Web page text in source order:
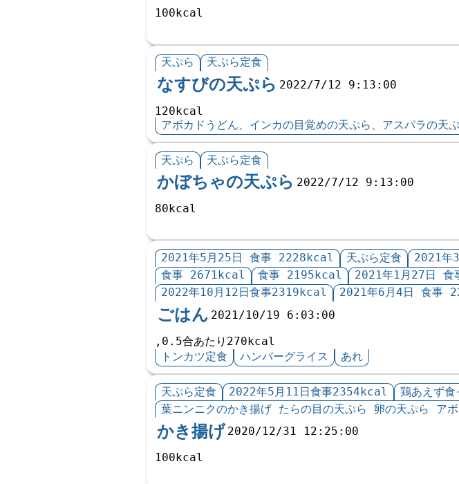
100kcal
天ぷら 天ぷら定食
なすびの天ぷら 2022/7/12 9:13:00
120kcal
アボカドうどん、インカの目覚めの天ぷら、アスパラの天
天ぷら 天ぷら定食
かぼちゃの天ぷら 2022/7/12 9:13:00
80kcal
2021年5月25日 食事 2228kcal 天ぷら定食 2021年
食事 2671kcal
食事 2195kcal 2021年1月27日
2022年10月12日食事2319kcal
2021年6月4日 食事
ごはん 2021/10/19 6:03:00
,0.5合あたり270kcal
トンカツ定食
ハンバーグライス あれ
天ぷら定食 2022年5月11日食事2354kcal 鶏あえず食
葉ニンニクのかき揚げ たらの目の天ぷら 卵の天ぷら ア
かき揚げ 2020/12/31 12:25:00
100kcal